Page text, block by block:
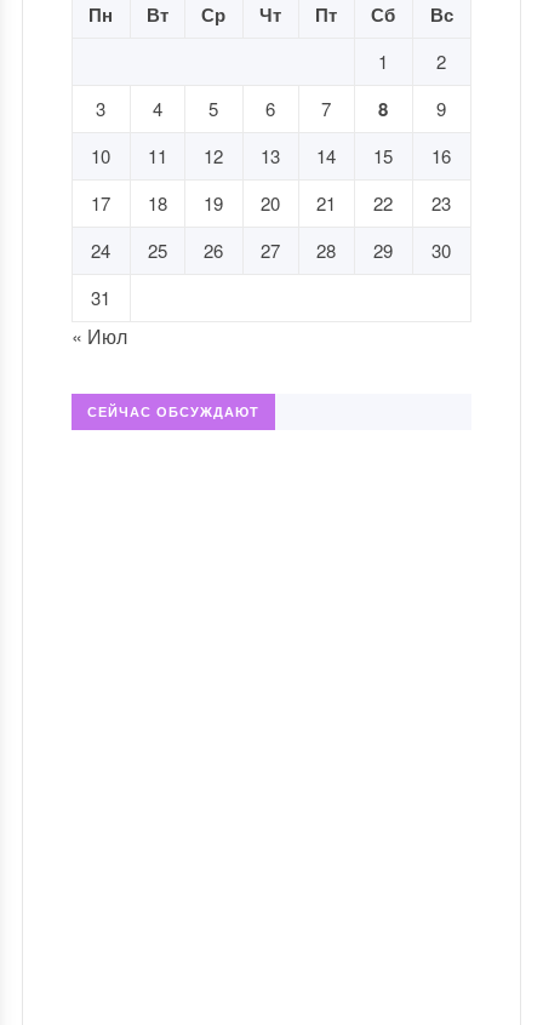
Пн Вт Ср Чт Пт Сб Вс
1
2
3
4 5 6 7 8
9
10
11 12 13 14 15
16
17
18 19 20 21 22
23
24
25 26 27 28 29
30
31
« Июл
СЕЙЧАС ОБСУЖДАЮТ